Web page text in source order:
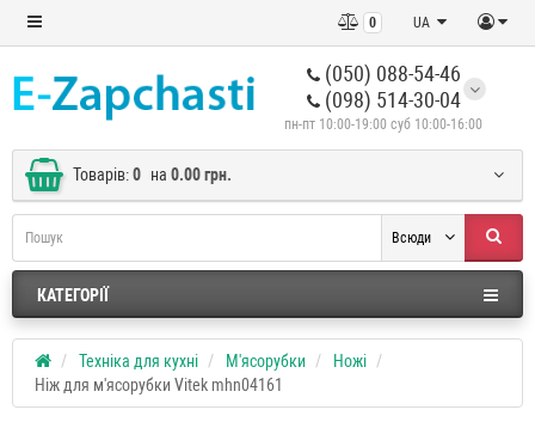
UA
0
(050) 088-54-46
(098) 514-30-04
пн-пт 10:00-19:00 суб 10:00-16:00
Товарів:0 на 0.00 грн.
Всюди
КАТЕГОРІЇ
Техніка для кухні М'ясорубки
Ножі
Ніж для м'ясорубки Vitek mhn04161